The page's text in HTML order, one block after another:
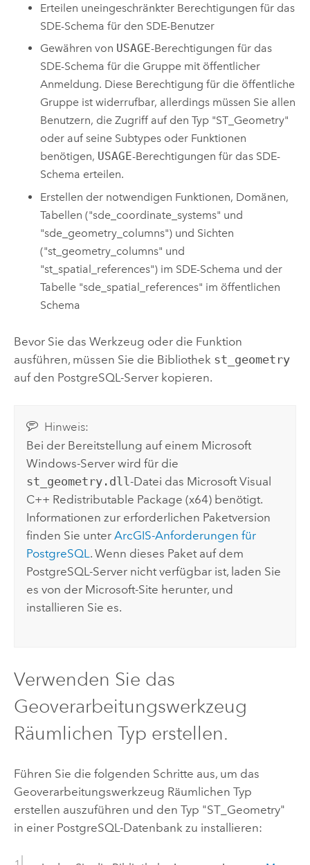
Erteilen uneingeschränkter Berechtigungen für das
SDE-Schema für den SDE-Benutzer
Gewähren von USAGE-Berechtigungen für das
SDE-Schema für die Gruppe mit öffentlicher
Anmeldung. Diese Berechtigung für die öffentliche
Gruppe ist widerrufbar, allerdings müssen Sie allen
Benutzern, die Zugriff auf den Typ "ST_Geometry"
oder auf seine Subtypes oder Funktionen
benötigen, USAGE-Berechtigungen für das SDE-
Schema erteilen.
Erstellen der notwendigen Funktionen, Domänen,
Tabellen ("sde_coordinate_systems" und
"sde_geometry_columns") und Sichten
("st_geometry_columns" und
"st_spatial_references") im SDE-Schema und der
Tabelle "sde_spatial_references" im öffentlichen
Schema
Bevor Sie das Werkzeug oder die Funktion
ausführen, müssen Sie die Bibliothek st_geometry
auf den PostgreSQL-Server kopieren.
Hinweis:
Bei der Bereitstellung auf einem Microsoft
Windows-Server wird für die
st_geometry.dll-Datei das Microsoft Visual
C++ Redistributable Package (x64) benötigt.
Informationen zur erforderlichen Paketversion
finden Sie unterArcGIS-Anforderungen für
PostgreSQL. Wenn dieses Paket auf dem
PostgreSQL-Server nicht verfügbar ist, laden Sie
es von der Microsoft-Site herunter, und
installieren Sie es.
Verwenden Sie das
Geoverarbeitungswerkzeug
Räumlichen Typ erstellen.
Führen Sie die folgenden Schritte aus, um das
Geoverarbeitungswerkzeug Räumlichen Typ
erstellen auszuführen und den Typ "ST_Geometry"
in einer PostgreSQL-Datenbank zu installieren: